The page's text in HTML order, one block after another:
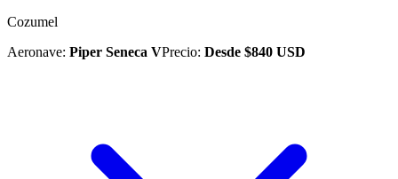
Cozumel
Aeronave: Piper Seneca VPrecio: Desde $840 USD